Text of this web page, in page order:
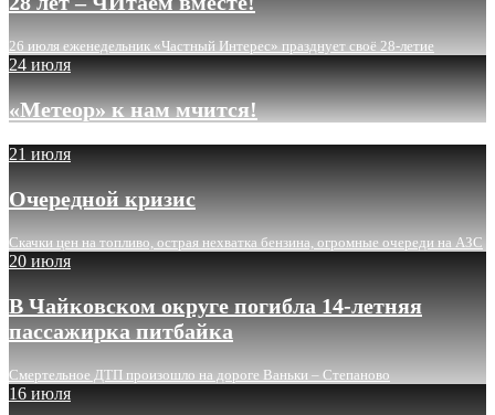
26 июля еженедельник «Частный Интерес» празднует своё 28-летие
24 июля
«Метеор» к нам мчится!
21 июля
Очередной кризис
Скачки цен на топливо, острая нехватка бензина, огромные очереди на АЗС
20 июля
В Чайковском округе погибла 14-летняя
пассажирка питбайка
Смертельное ДТП произошло на дороге Ваньки – Степаново
16 июля